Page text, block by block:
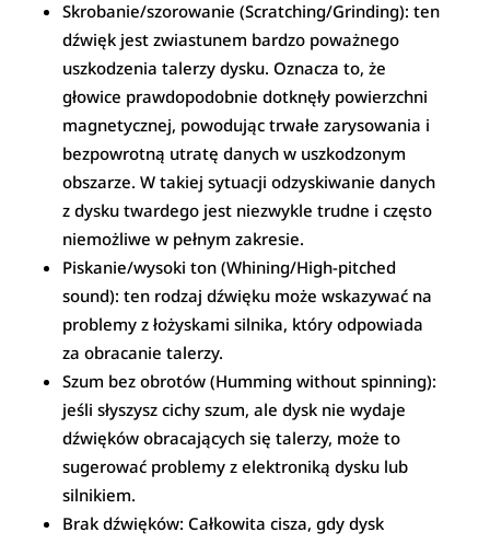
Skrobanie/szorowanie (Scratching/Grinding): ten
dźwięk jest zwiastunem bardzo poważnego
uszkodzenia talerzy dysku. Oznacza to, że
głowice prawdopodobnie dotknęły powierzchni
magnetycznej, powodując trwałe zarysowania i
bezpowrotną utratę danych w uszkodzonym
obszarze. W takiej sytuacji odzyskiwanie danych
z dysku twardego jest niezwykle trudne i często
niemożliwe w pełnym zakresie.
Piskanie/wysoki ton (Whining/High-pitched
sound): ten rodzaj dźwięku może wskazywać na
problemy z łożyskami silnika, który odpowiada
za obracanie talerzy.
Szum bez obrotów (Humming without spinning):
jeśli słyszysz cichy szum, ale dysk nie wydaje
dźwięków obracających się talerzy, może to
sugerować problemy z elektroniką dysku lub
silnikiem.
Brak dźwięków: Całkowita cisza, gdy dysk